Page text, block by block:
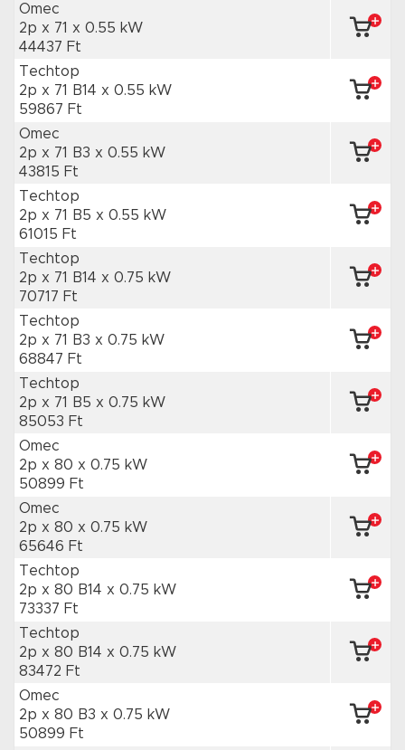
Omec
2p x 71 x 0.55 kW
44437 Ft
Techtop
2p x 71 B14 x 0.55 kW
59867 Ft
Omec
2p x 71 B3 x 0.55 kW
43815 Ft
Techtop
2p x 71 B5 x 0.55 kW
61015 Ft
Techtop
2p x 71 B14 x 0.75 kW
70717 Ft
Techtop
2p x 71 B3 x 0.75 kW
68847 Ft
Techtop
2p x 71 B5 x 0.75 kW
85053 Ft
Omec
2p x 80 x 0.75 kW
50899 Ft
Omec
2p x 80 x 0.75 kW
65646 Ft
Techtop
2p x 80 B14 x 0.75 kW
73337 Ft
Techtop
2p x 80 B14 x 0.75 kW
83472 Ft
Omec
2p x 80 B3 x 0.75 kW
50899 Ft